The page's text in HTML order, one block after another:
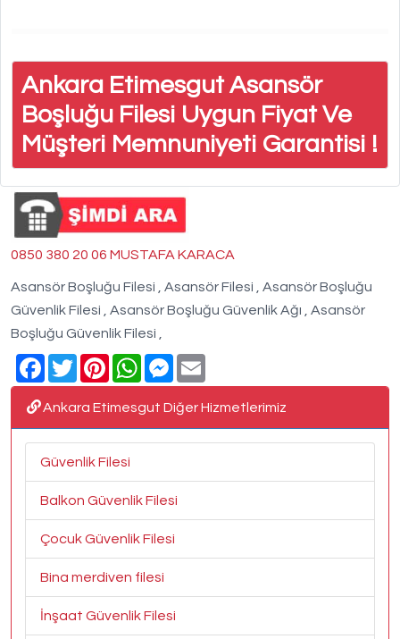
Ankara Etimesgut Asansör
Boşluğu Filesi Uygun Fiyat Ve
Müşteri Memnuniyeti Garantisi !
0850 380 20 06 MUSTAFA KARACA
Asansör Boşluğu Filesi , Asansör Filesi , Asansör Boşluğu
Güvenlik Filesi , Asansör Boşluğu Güvenlik Ağı , Asansör
Boşluğu Güvenlik Filesi ,
Facebook
TwitterPinterestWhatsAppMessenger
Ankara Etimesgut Diğer Hizmetlerimiz
Güvenlik Filesi
Balkon Güvenlik Filesi
Çocuk Güvenlik Filesi
Bina merdiven filesi
İnşaat Güvenlik Filesi